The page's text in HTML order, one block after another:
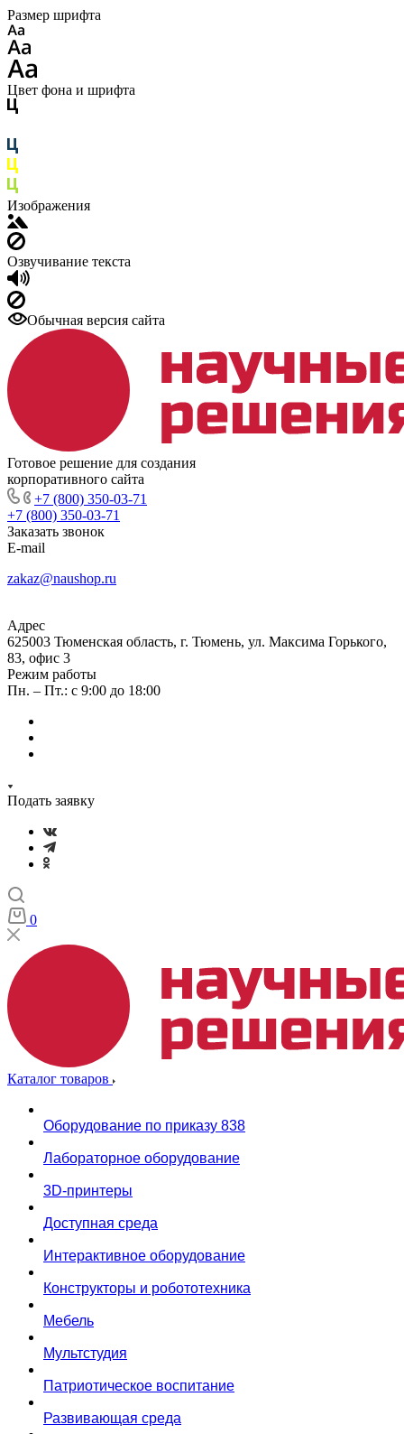
Размер шрифта
Цвет фона и шрифта
Изображения
Озвучивание текста
Обычная версия сайта
Готовое решение для создания
корпоративного сайта
+7 (800) 350-03-71
+7 (800) 350-03-71
Заказать звонок
E-mail
zakaz@naushop.ru
Адрес
625003 Тюменская область, г. Тюмень, ул. Максима Горького,
83, офис 3
Режим работы
Пн. – Пт.: с 9:00 до 18:00
Подать заявку
0
Каталог товаров
Оборудование по приказу 838
Лабораторное оборудование
3D-принтеры
Доступная среда
Интерактивное оборудование
Конструкторы и робототехника
Мебель
Мультстудия
Патриотическое воспитание
Развивающая среда